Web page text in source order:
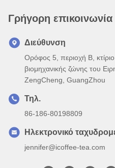
Γρήγορη επικοινωνία
Διεύθυνση
Ορόφος 5, περιοχή Β,
βιομηχανικής ζώνης του
ZengCheng, GuangZhou
Τηλ.
86-186-80198809
Ηλεκτρονικό
jennifer@icoffee-tea.com